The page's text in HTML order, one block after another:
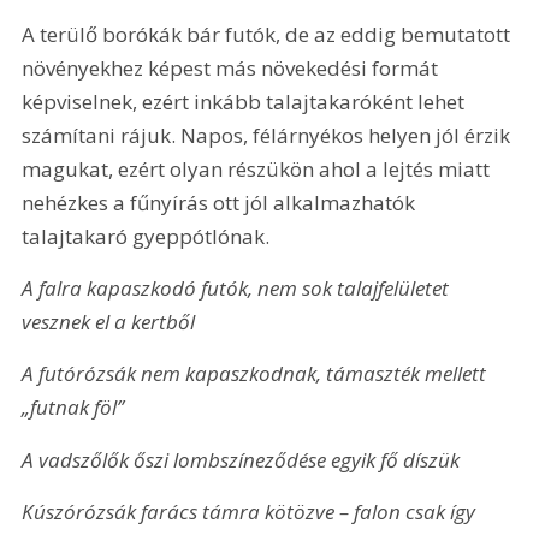
A terülő borókák bár futók, de az eddig bemutatott
növényekhez képest más növekedési formát
képviselnek, ezért inkább talajtakaróként lehet
számítani rájuk. Napos, félárnyékos helyen jól érzik
magukat, ezért olyan részükön ahol a lejtés miatt
nehézkes a fűnyírás ott jól alkalmazhatók
talajtakaró gyeppótlónak.
A falra kapaszkodó futók, nem sok talajfelületet
vesznek el a kertből
A futórózsák nem kapaszkodnak, támaszték mellett
„futnak föl”
A vadszőlők őszi lombszíneződése egyik fő díszük
Kúszórózsák farács támra kötözve – falon csak így